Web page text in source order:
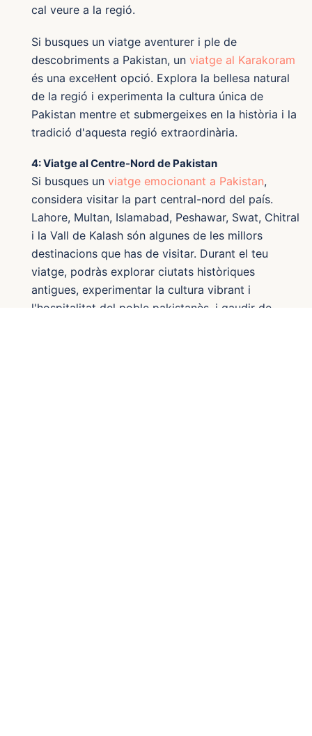
cal veure a la regió.
Si busques un viatge aventurer i ple de
descobriments a Pakistan, un viatge al Karakoram
és una excel·lent opció. Explora la bellesa natural
de la regió i experimenta la cultura única de
Pakistan mentre et submergeixes en la història i la
tradició d'aquesta regió extraordinària.
4: Viatge al Centre-Nord de Pakistan
Si busques un viatge emocionant a Pakistan,
considera visitar la part central-nord del país.
Lahore, Multan, Islamabad, Peshawar, Swat, Chitral
i la Vall de Kalash són algunes de les millors
destinacions que has de visitar. Durant el teu
viatge, podràs explorar ciutats històriques
antigues, experimentar la cultura vibrant i
l'hospitalitat del poble pakistanès, i gaudir de